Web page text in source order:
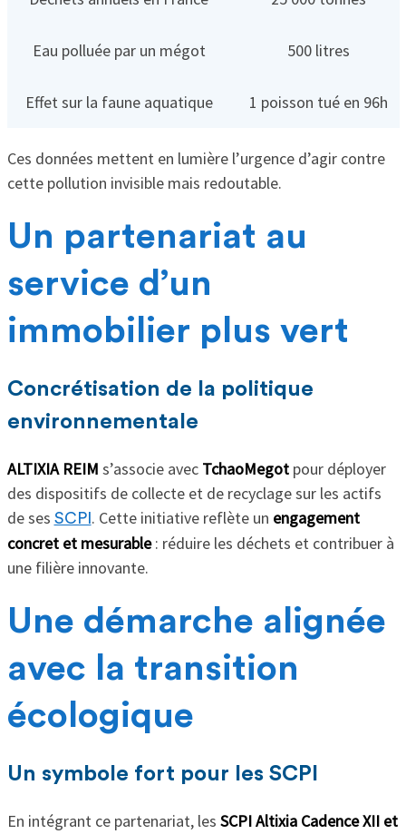
Eau polluée par un mégot 500 litres
Effet sur la faune aquatique 1 poisson tué en 96h
Ces données mettent en lumière l’urgence d’agir contre
cette pollution invisible mais redoutable.
Un partenariat au
service d’un
immobilier plus vert
Concrétisation de la politique
environnementale
ALTIXIA REIM s’associe avec TchaoMegot pour déployer
des dispositifs de collecte et de recyclage sur les actifs
de ses SCPI . Cette initiative reflète un engagement
concret et mesurable: réduire les déchets et contribuer à
une filière innovante.
Une démarche alignée
avec la transition
écologique
Un symbole fort pour les SCPI
En intégrant ce partenariat, les SCPI Altixia Cadence XII et